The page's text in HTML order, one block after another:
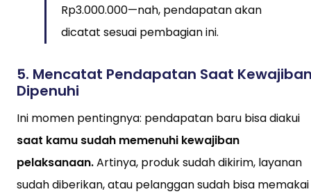
Rp3.000.000—nah, pendapatan akan
dicatat sesuai pembagian ini.
5. Mencatat Pendapatan Saat
Dipenuhi
Ini momen pentingnya: pendapatan baru bisa diakui
saat kamu sudah memenuhi kewajiban
pelaksanaan.Artinya, produk sudah dikirim, layanan
sudah diberikan, atau pelanggan sudah bisa memakai